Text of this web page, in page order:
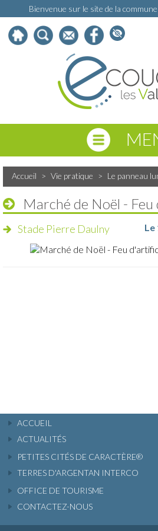
Bienvenue sur le site de la
Accueil > Vie pratique > Le panneau
Marché de Noël -
Stade Pierre Daulny
Le
ACCUEIL
ACTUALITÉS
PETITES CITÉS DE CARACTÈRE®
TERRES D'ARGENTAN INTERCO
OFFICE DE TOURISME
CONTACTEZ-NOUS